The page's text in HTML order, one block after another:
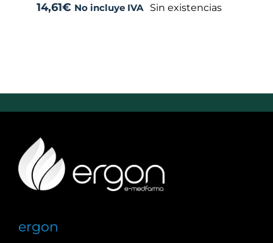
14,61€ No incluye IVA Sin existencias
ergon